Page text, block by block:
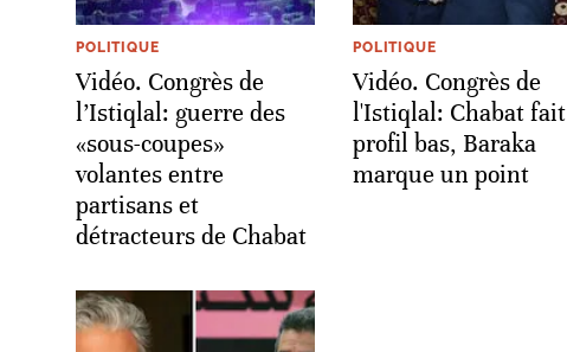
POLITIQUE
Vidéo. Congrès de
l’Istiqlal: guerre des
«sous-coupes»
volantes entre
partisans et
détracteurs de Chabat
POLITIQUE
Vidéo. Congrès de
l'Istiqlal: Chabat fait
profil bas, Baraka
marque un point